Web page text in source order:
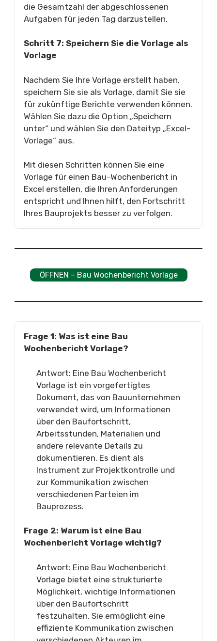
die Gesamtzahl der abgeschlossenen
Aufgaben für jeden Tag darzustellen.
Schritt 7: Speichern Sie die Vorlage als
Vorlage
Nachdem Sie Ihre Vorlage erstellt haben,
speichern Sie sie als Vorlage, damit Sie sie
für zukünftige Berichte verwenden können.
Wählen Sie dazu die Option „Speichern
unter“ und wählen Sie den Dateityp „Excel-
Vorlage“ aus.
Mit diesen Schritten können Sie eine
Vorlage für einen Bau-Wochenbericht in
Excel erstellen, die Ihren Anforderungen
entspricht und Ihnen hilft, den Fortschritt
Ihres Bauprojekts besser zu verfolgen.
ÖFFNEN – Bau Wochenbericht Vorlage
Frage 1: Was ist eine Bau
Wochenbericht Vorlage?
Antwort: Eine Bau Wochenbericht
Vorlage ist ein vorgefertigtes
Dokument, das von Bauunternehmen
verwendet wird, um Informationen
über den Baufortschritt,
Arbeitsstunden, Materialien und
andere relevante Details zu
dokumentieren. Es dient als
Instrument zur Projektkontrolle und
zur Kommunikation zwischen
verschiedenen Parteien im
Bauprozess.
Frage 2: Warum ist eine Bau
Wochenbericht Vorlage wichtig?
Antwort: Eine Bau Wochenbericht
Vorlage bietet eine strukturierte
Möglichkeit, wichtige Informationen
über den Baufortschritt
festzuhalten. Sie ermöglicht eine
effiziente Kommunikation zwischen